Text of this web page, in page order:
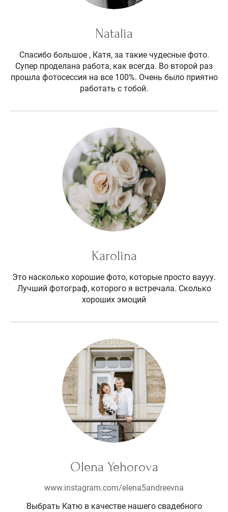
Natalia
Спасибо большое , Катя, за такие чудесные фото.
Супер проделана работа, как всегда. Во второй раз
прошла фотосессия на все 100%. Очень было приятно
работать с тобой.
Karolina
Это насколько хорошие фото, которые просто ваууу.
Лучший фотограф, которого я встречала. Сколько
хороших эмоций
Olena Yehorova
www.instagram.com/elena5andreevna
Выбрать Катю в качестве нашего свадебного